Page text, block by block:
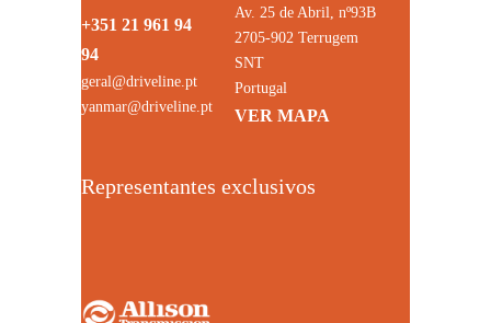
+351 21 961 94
94
geral@driveline.pt
yanmar@driveline.pt
Av. 25 de Abril, nº93B
2705-902 Terrugem
SNT
Portugal
VER MAPA
Representantes exclusivos